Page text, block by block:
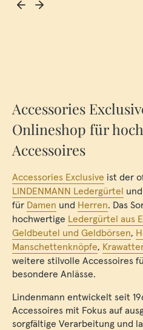
Accessories
Onlineshop für
Accessoires
Accessories Exclusive ist der
LINDENMANN Ledergürtel
für Damen und Herren. Das
hochwertige Ledergürtel aus
Geldbeutel und Geldbörsen,
Manschettenknöpfe,
weitere stilvolle Accessoires
besondere Anlässe.
Lindenmann entwickelt seit
Accessoires mit Fokus auf
sorgfältige Verarbeitung und